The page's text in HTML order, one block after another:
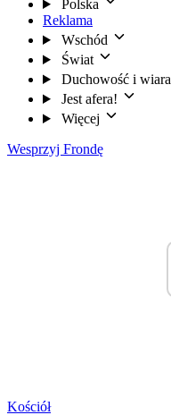
Polska
Reklama
Wschód
Świat
Duchowość i wiara
Jest afera!
Więcej
Wesprzyj Frondę
Kościół